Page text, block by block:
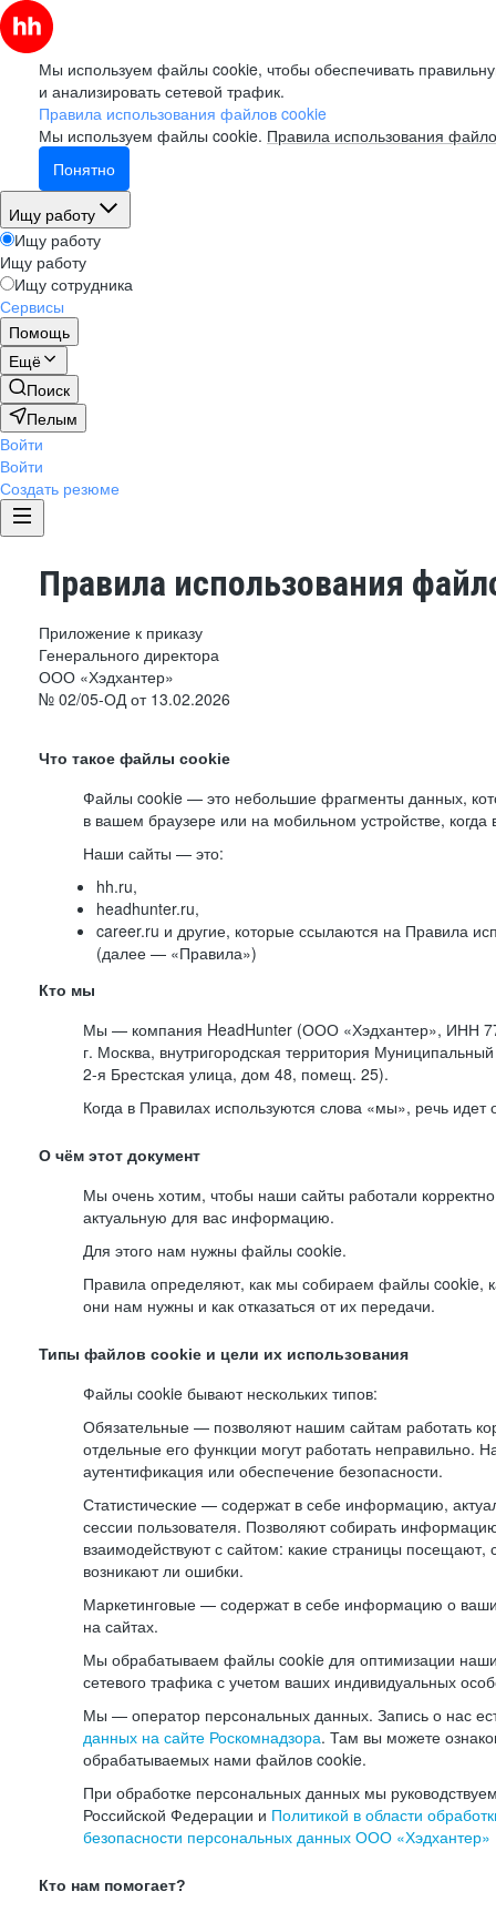
Мы используем файлы cookie, чтобы обеспечивать
и анализировать сетевой трафик.
Правила использования файлов cookie
Мы используем файлы cookie. Правила использования
Понятно
Ищу работу
Ищу работу
Ищу работу
Ищу сотрудника
Сервисы
Помощь
Ещё
Поиск
Пелым
Войти
Войти
Создать резюме
Правила использования
Приложение к приказу
Генерального директора
ООО «Хэдхантер»
№ 02/05-ОД от 13.02.2026
Что такое файлы cookie
Файлы cookie — это небольшие фрагменты данных,
в вашем браузере или на мобильном устройстве,
Наши сайты — это:
hh.ru,
headhunter.ru,
career.ru и другие, которые ссылаются на Правила
(далее — «Правила»)
Кто мы
Мы — компания HeadHunter (ООО «Хэдхантер», ИНН
г. Москва, внутригородская территория Муниципальный
2-я Брестская улица, дом 48, помещ. 25).
Когда в Правилах используются слова «мы», речь
О чём этот документ
Мы очень хотим, чтобы наши сайты работали
актуальную для вас информацию.
Для этого нам нужны файлы cookie.
Правила определяют, как мы собираем файлы cookie,
они нам нужны и как отказаться от их передачи.
Типы файлов cookie и цели их использования
Файлы cookie бывают нескольких типов:
Обязательные — позволяют нашим сайтам работать
отдельные его функции могут работать неправильно.
аутентификация или обеспечение безопасности.
Статистические — содержат в себе информацию,
сессии пользователя. Позволяют собирать
взаимодействуют с сайтом: какие страницы посещают,
возникают ли ошибки.
Маркетинговые — содержат в себе информацию о
на сайтах.
Мы обрабатываем файлы cookie для оптимизации
сетевого трафика с учетом ваших индивидуальных
Мы — оператор персональных данных. Запись о нас
данных на сайте Роскомнадзора. Там вы можете
обрабатываемых нами файлов cookie.
При обработке персональных данных мы
Российской Федерации и Политикой в области
безопасности персональных данных ООО «Хэдхантер»
Кто нам помогает?